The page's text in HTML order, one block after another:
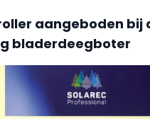
aangeboden bij
bladerdeegboter